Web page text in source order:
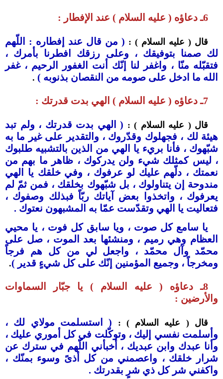
6ـ دعاؤه ( عليه السلام ) عند الإفطار :
قال ( عليه السلام ) : ( من قال عند إفطاره : اللّهم
لك صمنا بتوفيقك ، وعلى رزقك افطرنا بأمرك ،
فتقبّله منّا ، واغفر لنا إنّك أنت الغفور الرحيم ، غفر
الله ما ادخل على صومه من النقصان بذنوبه ) .
7ـ دعاؤه ( عليه السلام ) الهي بدت قدرتك :
قال ( عليه السلام ) : ( الهي بدت قدرتك ، ولم تبد
هيئة لك ، فجهلوك وقدّروك ، والتقدير على غير ما به
شبّهوك ، فأنا بريء يا الهي من الذين بالتشبيه طلبوك
، ليس كمثلك شيء ولن يدركوك ، ظاهر ما بهم من
نعمتك ، دلّهم عليك لو عرفوك ، وفي خلقك يا الهي
مندوحة إن يتناولوك ، بل شبّهوك بخلقك ، فمن ثمّ لم
يعرفوك ، واتخذوا بعض آياتك ربّاً فبذلك وصفوك ،
فتعاليت يا الهي وتقدّست عمّا به المشبهون نعتوك .
يا سامع كل صوت ، ويا سابق كل فوت ، يا محيي
العظام وهي رميم ، ومنشئها بعد الموت ، صل على
محمّد وآل محمّد ، واجعل لي من كل هم فرجاً
ومخرجاً ، وجميع المؤمنين إنّك على كل شيءٍ قدير ).
8ـ دعاؤه ( عليه السلام ) يا جبّار السماوات
والأرضين :
قال ( عليه السلام ) : ( استسلمت مولاي لك ،
وأسلمت نفسي إليك ، وتوكّلت في كل أموري عليك ،
وأنا عبدك وابن عبديك ، أخبأني اللّهم في سترك عن
شرار خلقك ، واعصمني من كل أذىً وسوء بمنّك ،
واكفني شر كل ذي شرٍ بقدرتك .